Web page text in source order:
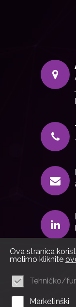
Ova stranica
molimo kliknite
Tehničko/
Marketinški